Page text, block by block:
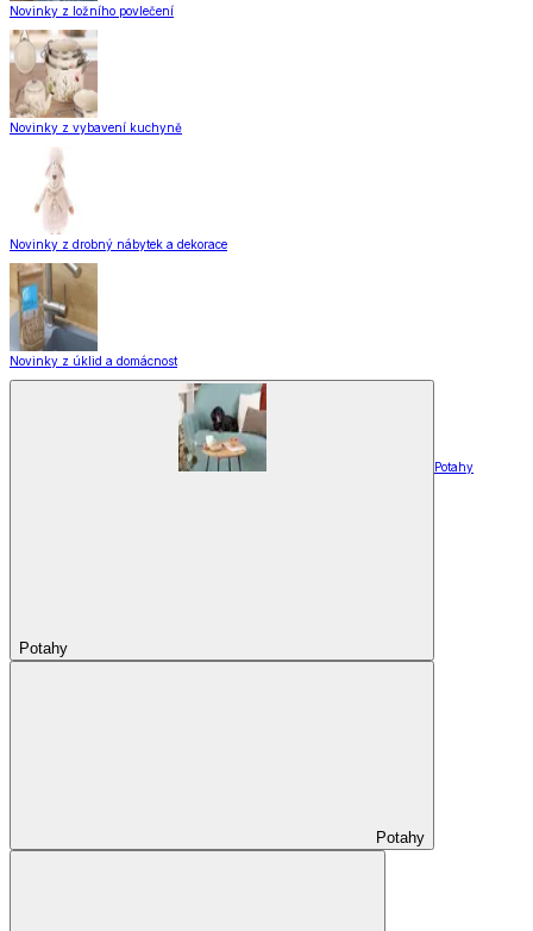
Novinky z ložního povlečení
Novinky z vybavení kuchyně
Novinky z drobný nábytek a dekorace
Novinky z úklid a domácnost
Potahy
Potahy
Potahy